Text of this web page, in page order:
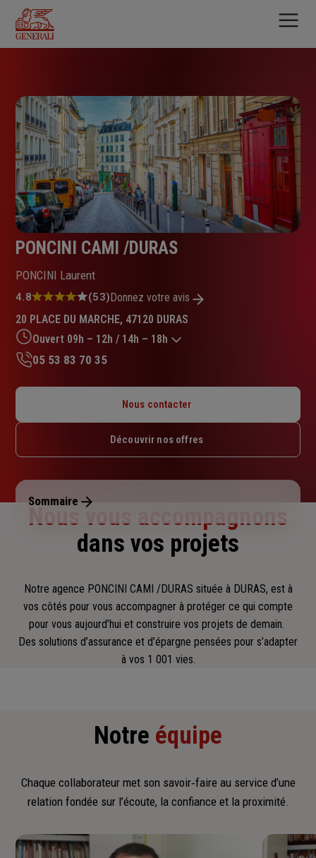
contenu
principal
PONCINI CAMI /DURAS
PONCINI Laurent
Note
4.8
sur
5
étoiles
4.8 (53)Donnez votre avis
20 PLACE DU MARCHE, 47120 DURAS
Ouvert 09h – 12h / 14h – 18h
Mardi : 09h – 12h / 14h – 18h
Jeudi : 10h – 12h / 14h – 18h
Dimanche : Fermé
05 53 83 70 35
Nous contacter
Découvrir nos offres
Sommaire
Nous vous accompagnons
dans vos projets
Notre agence PONCINI CAMI /DURAS située à DURAS, est à
vos côtés pour vous accompagner à protéger ce qui compte
pour vous aujourd’hui et construire vos projets de demain.
Des solutions d’assurance et d’épargne pensées pour s’adapter
à vos 1 001 vies.
Notre équipe
Chaque collaborateur met son savoir‑faire au service d’une
relation fondée sur l’écoute, la confiance et la proximité.